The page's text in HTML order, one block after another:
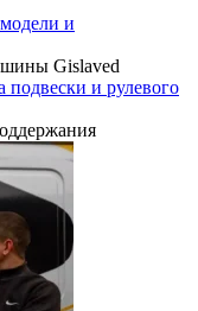
и
шины Gislaved
подвески и рулевого